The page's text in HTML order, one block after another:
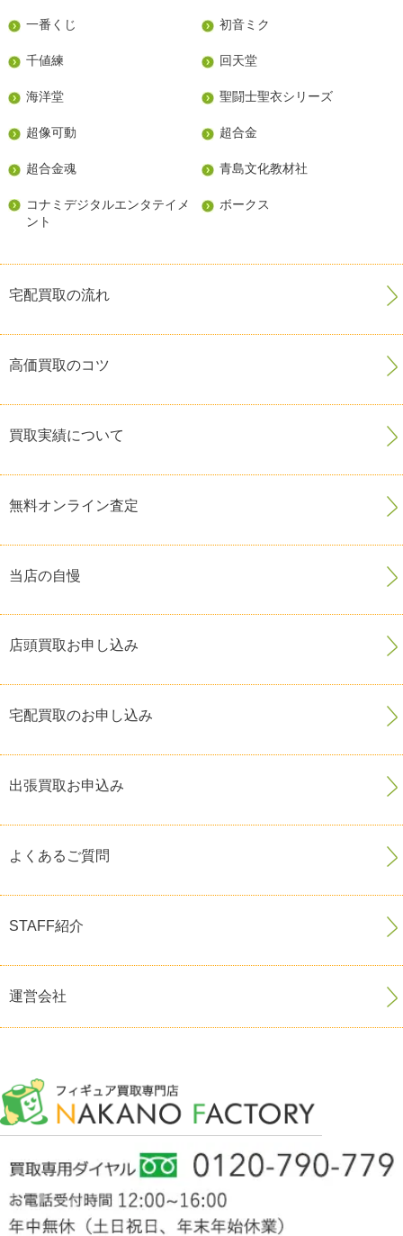
一番くじ 初音ミク
千値練 回天堂
海洋堂 聖闘士聖衣シリーズ
超像可動 超合金
超合金魂 青島文化教材社
コナミデジタルエンタテイメ
ント
ボークス
宅配買取の流れ
高価買取のコツ
買取実績について
無料オンライン査定
当店の自慢
店頭買取お申し込み
宅配買取のお申し込み
出張買取お申込み
よくあるご質問
STAFF紹介
運営会社